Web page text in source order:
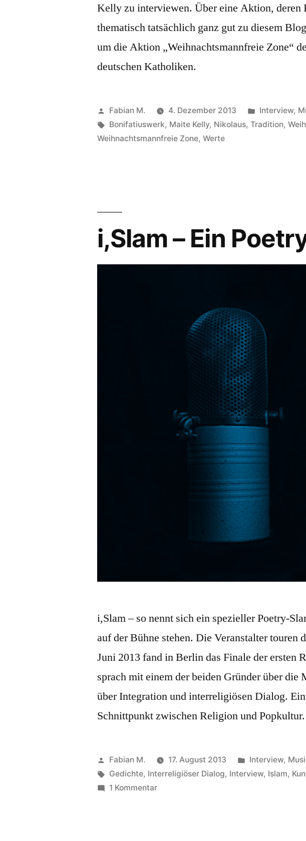
Kelly zu interviewen. Über eine Aktion, deren
thematisch tatsächlich ganz gut zu diesem
um die Aktion „Weihnachtsmannfreie Zone“
deutschen Katholiken.
Veröffentlicht
von
Fabian M. 4. Dezember 2013
in
Interview,
Schlagwörter:
Bonifatiuswerk, Maite Kelly, Nikolaus,Tradition,
Weihnachtsmannfreie Zone,Werte
i,Slam – Ein
i,Slam – so nennt sich ein spezieller Poetry-
auf der Bühne stehen. Die Veranstalter touren
Juni 2013 fand in Berlin das Finale der ersten
sprach mit einem der beiden Gründer über
über Integration und interreligiösen Dialog.
Schnittpunkt zwischen Religion und Popkultur.
Veröffentlicht
von
Fabian M. 17. August 2013
Veröffentlicht
in
Interview,
Schlagwörter:
Gedichte, Interreligiöser Dialog, Interview, Islam,
1 Kommentarzu